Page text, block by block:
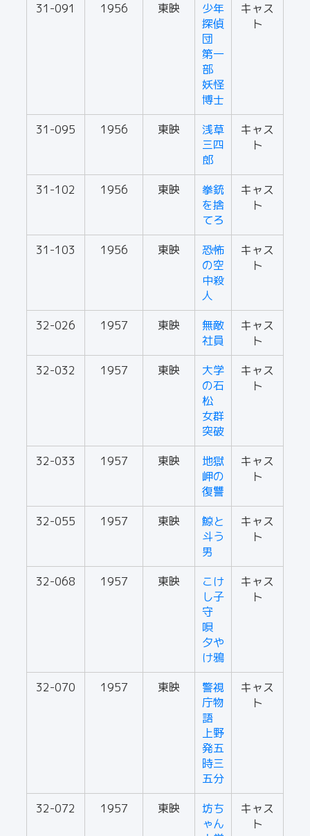
31-091 1956 東映
少年
探偵
団
第一
部
妖怪
博士
キャス
ト
31-095 1956 東映
浅草
三四
郎
キャス
ト
31-102 1956 東映
拳銃
を捨
てろ
キャス
ト
31-103 1956 東映
恐怖
の空
中殺
人
キャス
ト
32-026 1957 東映
無敵
社員
キャス
ト
32-032
1957 東映
大学
の石
松
女群
突破
キャス
ト
32-033 1957 東映
地獄
岬の
復讐
キャス
ト
32-055 1957 東映
鯨と
斗う
男
キャス
ト
32-068 1957 東映
こけ
し子
守
唄
夕や
け鴉
キャス
ト
32-070 1957 東映
警視
庁物
語
上野
発五
時三
五分
キャス
ト
32-072 1957 東映
坊ち
ゃん
キャス
ト